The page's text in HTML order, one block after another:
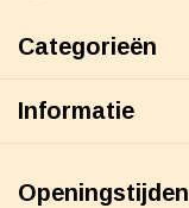
Categorieën
Informatie
Openingstijden